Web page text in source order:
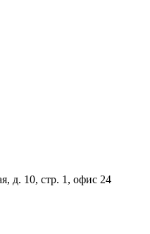
д. 10, стр. 1, офис 24